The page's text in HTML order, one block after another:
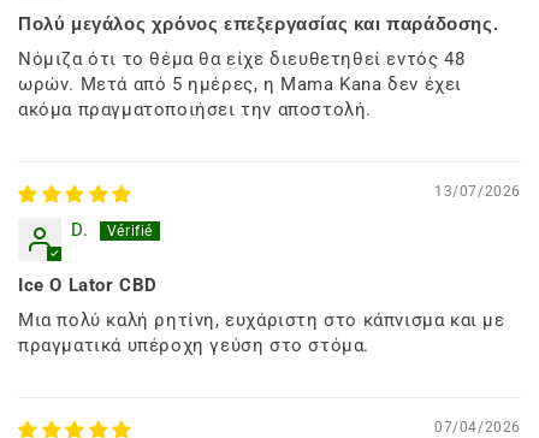
Πολύ μεγάλος χρόνος επεξεργασίας και παράδοσης.
Νόμιζα ότι το θέμα θα είχε διευθετηθεί εντός 48
ωρών. Μετά από 5 ημέρες, η Mama Kana δεν έχει
ακόμα πραγματοποιήσει την αποστολή.
13/07/2026
D.
Ice O Lator CBD
Μια πολύ καλή ρητίνη, ευχάριστη στο κάπνισμα και με
πραγματικά υπέροχη γεύση στο στόμα.
07/04/2026